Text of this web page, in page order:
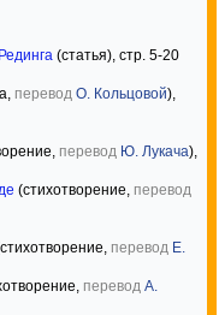
(статья), стр. 5-20
перевод О. Кольцовой),
перевод Ю. Лукача),
(стихотворение, перевод
перевод Е.
перевод А.